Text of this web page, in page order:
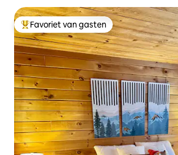
Topfavoriet van gasten
Favoriet van gasten